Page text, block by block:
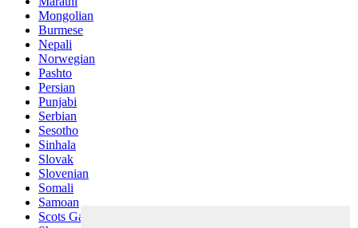
Mongolian
Burmese
Nepali
Norwegian
Pashto
Persian
Punjabi
Serbian
Sesotho
Sinhala
Slovak
Slovenian
Somali
Samoan
Scots Gaelic